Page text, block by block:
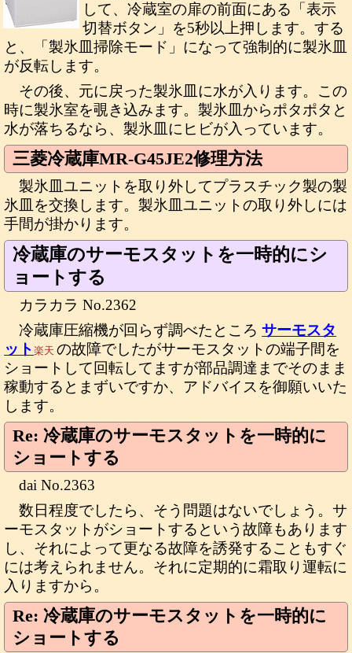
して、冷蔵室の扉の前面にある「表示
切替ボタン」を5秒以上押します。する
と、「製氷皿掃除モード」になって強制的に製氷皿
が反転します。
その後、元に戻った製氷皿に水が入ります。この
時に製氷室を覗き込みます。製氷皿からポタポタと
水が落ちるなら、製氷皿にヒビが入っています。
三菱冷蔵庫MR-G45JE2修理方法
製氷皿ユニットを取り外してプラスチック製の製
氷皿を交換します。製氷皿ユニットの取り外しには
手間が掛かります。
冷蔵庫のサーモスタットを一時的にシ
ョートする
カラカラ No.2362
冷蔵庫圧縮機が回らず調べたところサーモスタ
ット 楽天 の故障でしたがサーモスタットの端子間を
ショートして回転してますが部品調達までそのまま
稼動するとまずいですか、アドバイスを御願いいた
します。
Re: 冷蔵庫のサーモスタットを一時的に
ショートする
dai No.2363
数日程度でしたら、そう問題はないでしょう。サ
ーモスタットがショートするという故障もあります
し、それによって更なる故障を誘発することもすぐ
には考えられません。それに定期的に霜取り運転に
入りますから。
Re: 冷蔵庫のサーモスタットを一時的に
ショートする